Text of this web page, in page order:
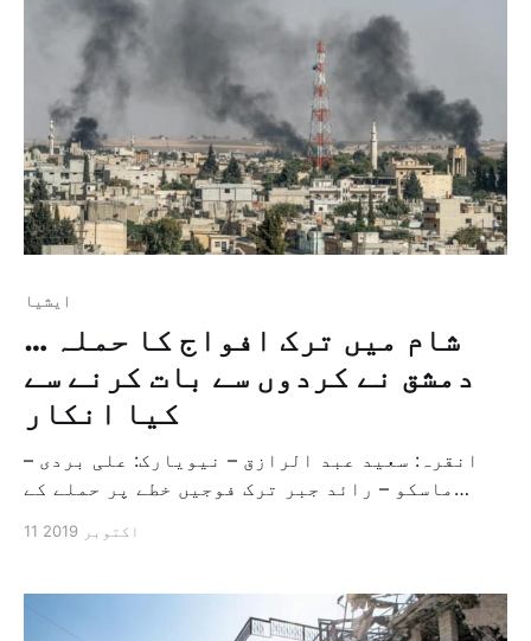
ايشيا
شام میں ترک افواج کا حملہ …
دمشق نے کردوں سے بات کرنے سے
کیا انکار
انقرہ: سعید عبد الرازق – نیویارک: علی بردی –
ماسکو – رائد جبر ترک فوجیں خطے پر حملے کے
کلومیٹر تک اندر داخل ہوگئیں ، جبکہ انقرہ نے
زیادہ کے لئے نہیں ہوگی۔ توپ خانے سے […]
11 اکتوبر 2019